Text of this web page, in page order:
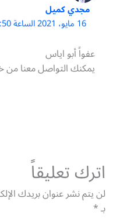
مجدي كميل
16 مايو، 2021 الساعة 6:50 م
عفواً أبو اياس
يمكنك التواصل معنا
اترك تعليقاً
لن يتم نشر عنوان بريدك
بـ*